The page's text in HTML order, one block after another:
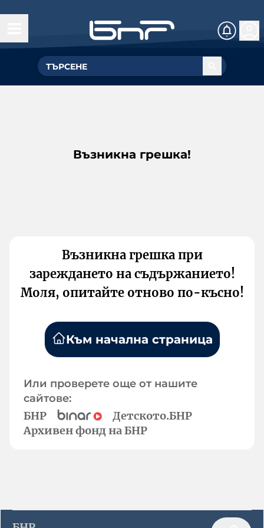
Възникна грешка!
Възникна грешка при
зареждането на съдържанието!
Моля, опитайте отново по-късно!
Към начална страница
Или проверете още от нашите
сайтове:
БНР
Детското.БНР
Архивен фонд на БНР